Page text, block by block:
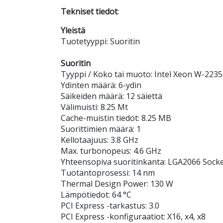
Tekniset tiedot:
Yleistä
Tuotetyyppi: Suoritin
Suoritin
Tyyppi / Koko tai muoto: Intel Xeon W-2235
Ydinten määrä: 6-ydin
Säikeiden määrä: 12 säiettä
Välimuisti: 8.25 Mt
Cache-muistin tiedot: 8.25 MB
Suorittimien määrä: 1
Kellotaajuus: 3.8 GHz
Max. turbonopeus: 4.6 GHz
Yhteensopiva suoritinkanta: LGA2066
Tuotantoprosessi: 14 nm
Thermal Design Power: 130 W
Lämpötiedot: 64 °C
PCI Express -tarkastus: 3.0
PCI Express -konfiguraatiot: X16, x4, x8